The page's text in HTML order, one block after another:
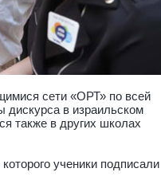
сети «ОРТ» по всей
дискурса в израильском
также в других школах
ученики подписали